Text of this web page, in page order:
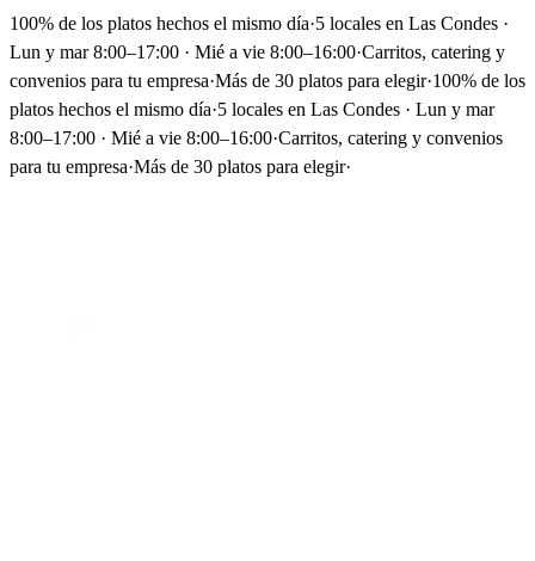
100% de los platos hechos el mismo día·5 locales en Las Condes ·
Lun y mar 8:00–17:00 · Mié a vie 8:00–16:00·Carritos, catering y
convenios para tu empresa·Más de 30 platos para elegir·100% de los
platos hechos el mismo día·5 locales en Las Condes · Lun y mar
8:00–17:00 · Mié a vie 8:00–16:00·Carritos, catering y convenios
para tu empresa·Más de 30 platos para elegir·